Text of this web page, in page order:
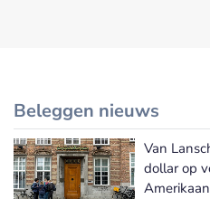
Beleggen nieuws
Van
dollar op